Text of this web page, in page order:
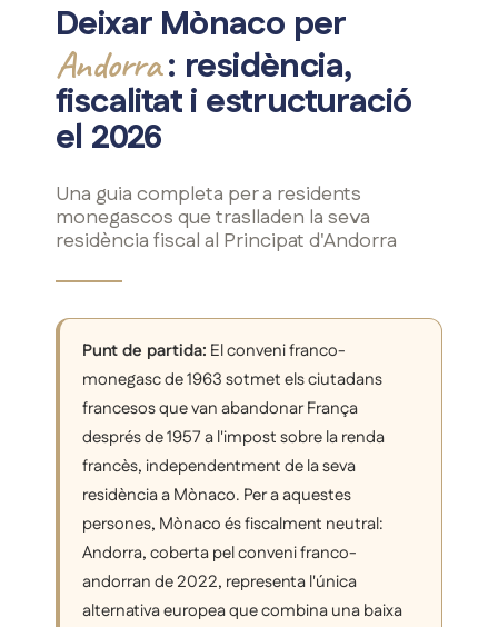
Deixar Mònaco per
Andorra: residència,
fiscalitat i estructuració
el 2026
Una guia completa per a residents
monegascos que traslladen la seva
residència fiscal al Principat d'Andorra
Punt de partida: El conveni franco-
monegasc de 1963 sotmet els ciutadans
francesos que van abandonar França
després de 1957 a l'impost sobre la renda
francès, independentment de la seva
residència a Mònaco. Per a aquestes
persones, Mònaco és fiscalment neutral:
Andorra, coberta pel conveni franco-
andorran de 2022, representa l'única
alternativa europea que combina una baixa